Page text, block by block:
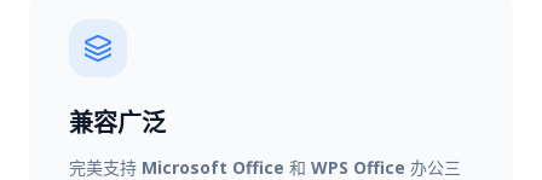
兼容广泛
完美支持 Microsoft Office 和 WPS Office 办公三